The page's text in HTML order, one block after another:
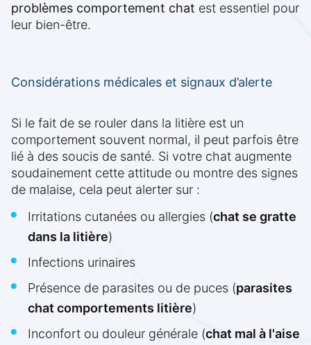
problèmes comportement chat est essentiel pour
leur bien-être.
Considérations médicales et signaux d’alerte
Si le fait de se rouler dans la litière est un
comportement souvent normal, il peut parfois être
lié à des soucis de santé. Si votre chat augmente
soudainement cette attitude ou montre des signes
de malaise, cela peut alerter sur :
Irritations cutanées ou allergies (chat se gratte
dans la litière)
Infections urinaires
Présence de parasites ou de puces (parasites
chat comportements litière)
Inconfort ou douleur générale (chat mal à l'aise